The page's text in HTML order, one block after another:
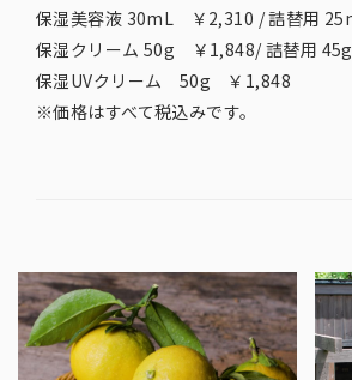
保湿美容液 30mL ￥2,310 / 詰替用
保湿クリーム 50g ￥1,848/ 詰替用
保湿UVクリーム 50g ￥1,848
※価格はすべて税込みです。